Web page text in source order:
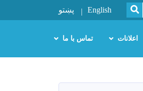
SEARCH
English پښتو
اعلانات تماس با ما